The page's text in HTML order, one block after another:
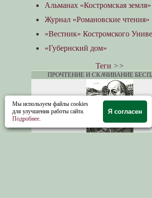
Альманах «Костромская земля»
Журнал «Романовские чтения»
«Вестник» Костромского
«Губернский дом»
Теги >>
ПРОЧТЕНИЕ И СКАЧИВАНИЕ
Мы используем файлы cookies
для улучшения работы сайта.
Подробнее.
Я согласен